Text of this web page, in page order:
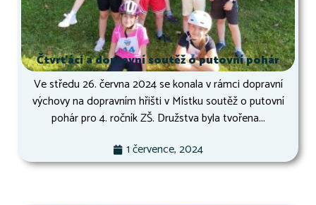
Čtvrťáci a dopravní soutěž o putovní pohár
Ve středu 26. června 2024 se konala v rámci dopravní
výchovy na dopravním hřišti v Místku soutěž o putovní
pohár pro 4. ročník ZŠ. Družstva byla tvořena...
1 července, 2024